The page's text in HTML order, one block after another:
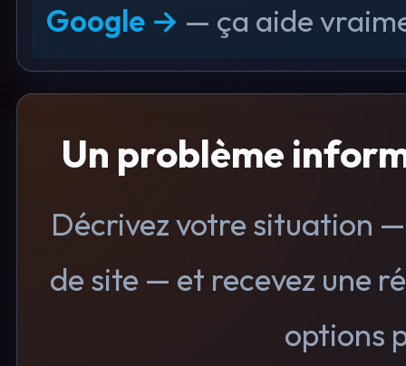
Google → — ça aide
Un problème
Décrivez votre situation
de site — et recevez une
options